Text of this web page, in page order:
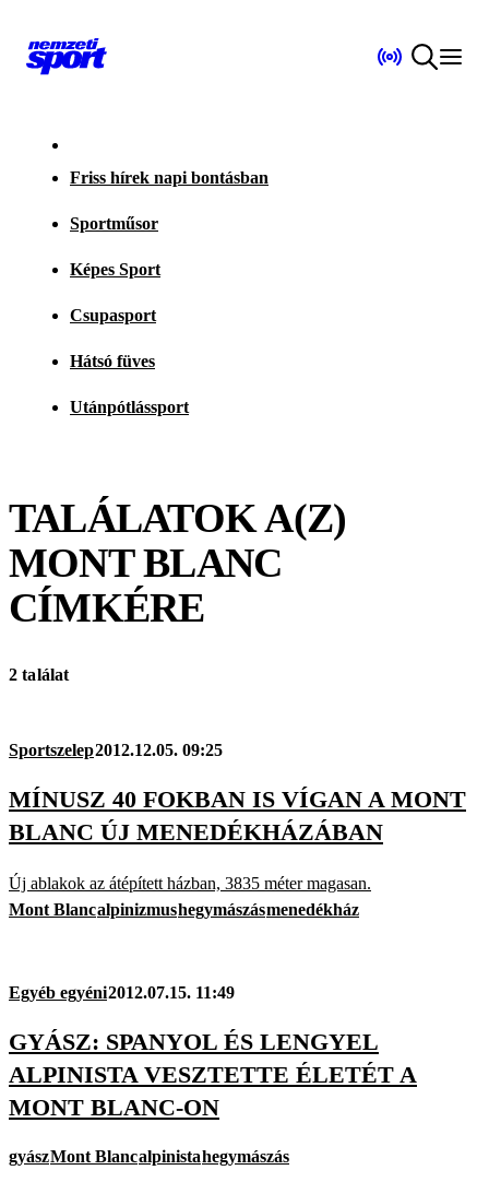
Friss hírek napi bontásban
Sportműsor
Képes Sport
Csupasport
Hátsó füves
Utánpótlássport
TALÁLATOK A(Z)
MONT BLANC
CÍMKÉRE
2 találat
Sportszelep2012.12.05. 09:25
MÍNUSZ 40 FOKBAN IS VÍGAN A MONT
BLANC ÚJ MENEDÉKHÁZÁBAN
Új ablakok az átépített házban, 3835 méter magasan.
Mont Blancalpinizmushegymászásmenedékház
Egyéb egyéni2012.07.15. 11:49
GYÁSZ: SPANYOL ÉS LENGYEL
ALPINISTA VESZTETTE ÉLETÉT A
MONT BLANC-ON
gyászMont Blancalpinistahegymászás